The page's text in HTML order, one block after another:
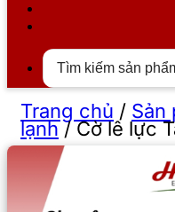
Trang chủ / Sản
lạnh/Cờ lê lực